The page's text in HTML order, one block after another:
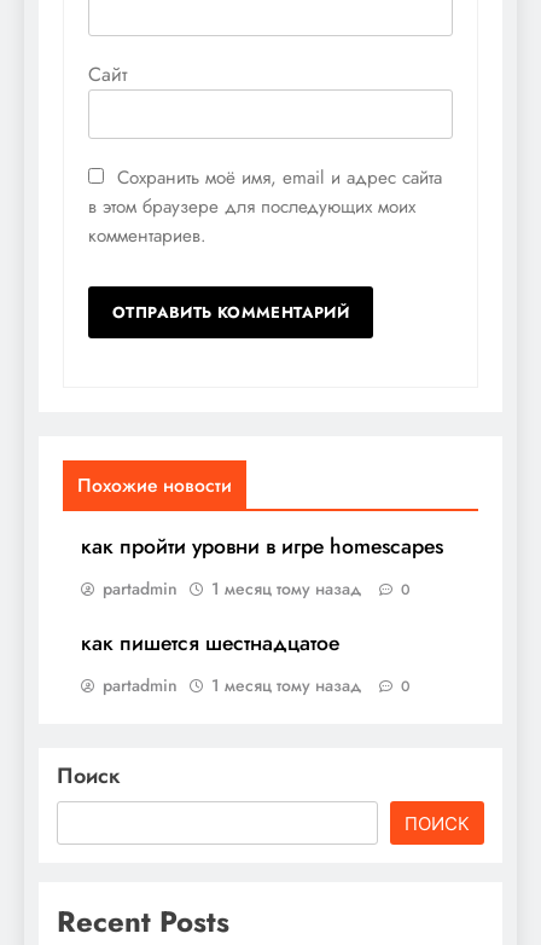
Сайт
Сохранить моё имя, email и адрес сайта
в этом браузере для последующих моих
комментариев.
Похожие новости
как пройти уровни в игре homescapes
partadmin 1 месяц тому назад 0
как пишется шестнадцатое
partadmin 1 месяц тому назад 0
Поиск
ПОИСК
Recent Posts